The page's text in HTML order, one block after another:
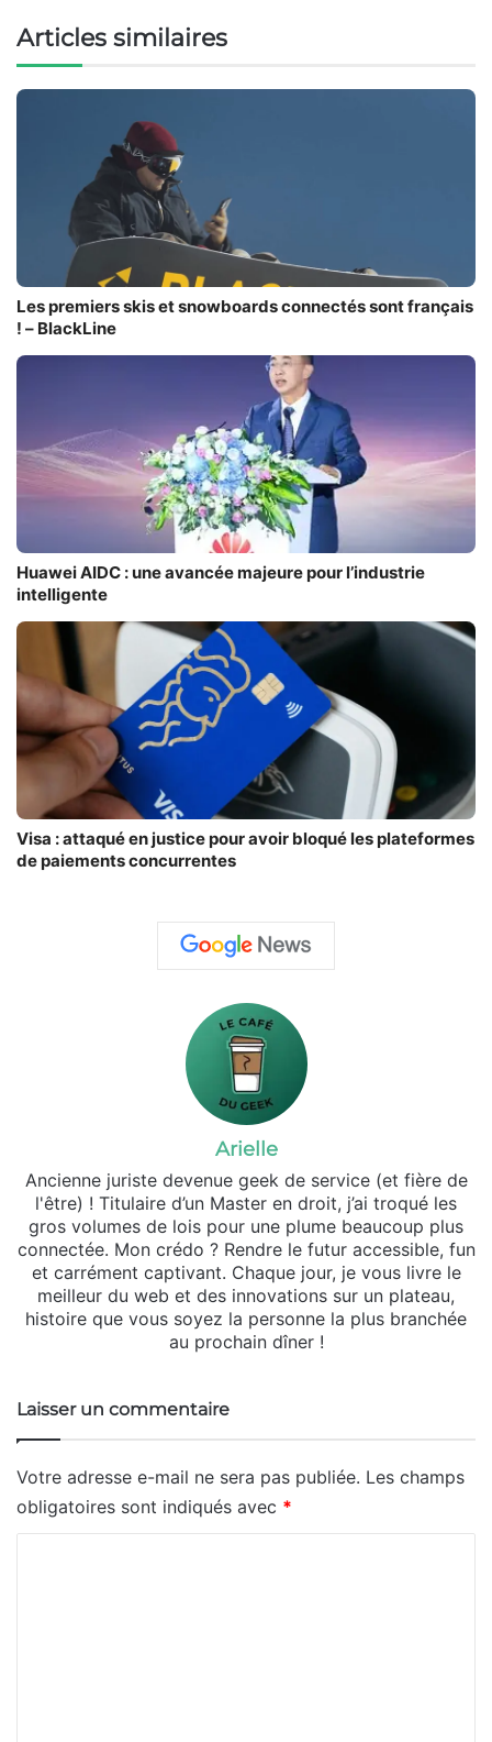
Articles similaires
Les premiers skis et snowboards connectés sont français
! – BlackLine
Huawei AIDC : une avancée majeure pour l’industrie
intelligente
Visa : attaqué en justice pour avoir bloqué les plateformes
de paiements concurrentes
Arielle
Ancienne juriste devenue geek de service (et fière de
l'être) ! Titulaire d’un Master en droit, j’ai troqué les
gros volumes de lois pour une plume beaucoup plus
connectée. Mon crédo ? Rendre le futur accessible, fun
et carrément captivant. Chaque jour, je vous livre le
meilleur du web et des innovations sur un plateau,
histoire que vous soyez la personne la plus branchée
au prochain dîner !
Laisser un commentaire
Votre adresse e-mail ne sera pas publiée. Les champs
obligatoires sont indiqués avec *